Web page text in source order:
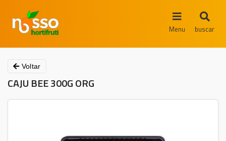
Menu buscar
Voltar
CAJU BEE 300G ORG